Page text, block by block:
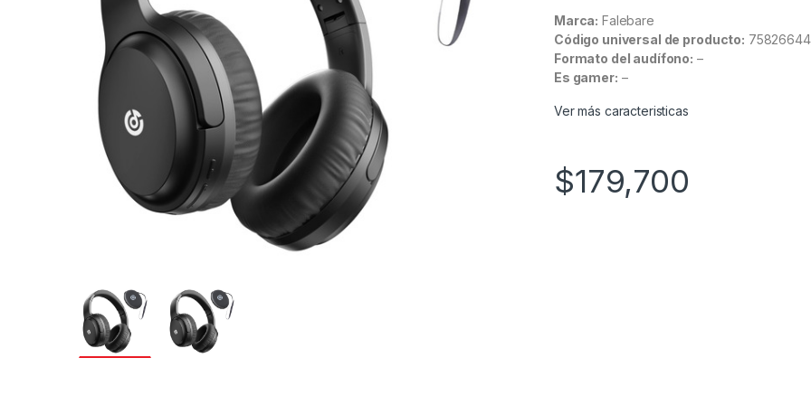
Marca: Falebare
Código universal de producto:
Formato del audífono: –
Es gamer: –
Ver más caracteristicas
$179,700